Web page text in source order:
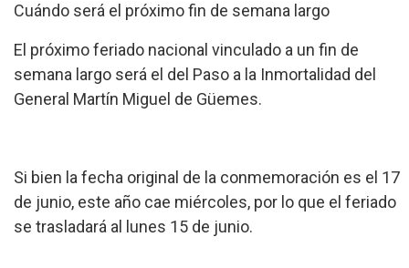
Cuándo será el próximo fin de semana largo
El próximo feriado nacional vinculado a un fin de
semana largo será el del Paso a la Inmortalidad del
General Martín Miguel de Güemes.
Si bien la fecha original de la conmemoración es el 17
de junio, este año cae miércoles, por lo que el feriado
se trasladará al lunes 15 de junio.